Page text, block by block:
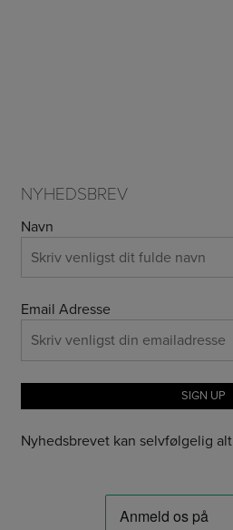
NYHEDSBREV
Navn
Email Adresse
Nyhedsbrevet kan selvfølgelig